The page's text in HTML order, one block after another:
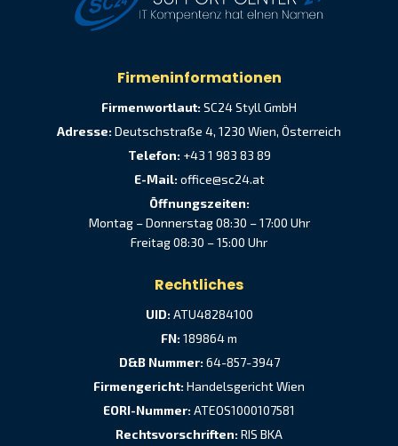
Firmeninformationen
Firmenwortlaut:SC24 Styll GmbH
Adresse:Deutschstraße 4, 1230 Wien, Österreich
Telefon: +43 1 983 83 89
E-Mail: office@sc24.at
Öffnungszeiten:
Montag – Donnerstag 08:30 – 17:00 Uhr
Freitag 08:30 – 15:00 Uhr
Rechtliches
UID:ATU48284100
FN:189864 m
D&B Nummer:64-857-3947
Firmengericht:Handelsgericht Wien
EORI-Nummer:ATEOS1000107581
Rechtsvorschriften:RIS BKA